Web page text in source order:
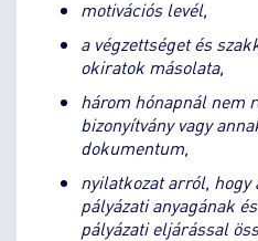
motivációs levél,
a végzettséget és
okiratok másolata,
három hónapnál nem
bizonyítvány vagy
dokumentum,
nyilatkozat arról, hogy
pályázati anyagának
pályázati eljárással